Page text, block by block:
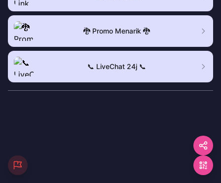
🐉 Promo Menarik 🐉
📞 LiveChat 24j 📞